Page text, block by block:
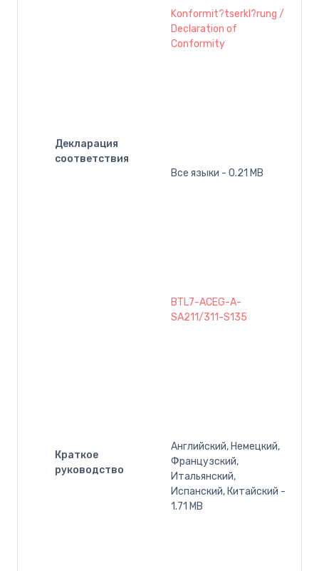
Декларация
соответствия
Konformit?tserkl?rung /
Declaration of
Conformity
Все языки - 0.21 MB
Краткое
руководство
BTL7-ACEG-A-
SA211/311-S135
Английский, Немецкий,
Французский,
Итальянский,
Испанский, Китайский -
1.71 MB